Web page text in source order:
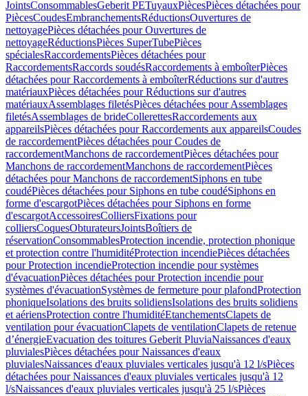
JointsConsommablesGeberit PETuyauxPiècesPièces détachées pour
PiècesCoudesEmbranchementsRéductionsOuvertures de
nettoyagePièces détachées pour Ouvertures de
nettoyageRéductionsPièces SuperTubePièces
spécialesRaccordementsPièces détachées pour
RaccordementsRaccords soudésRaccordements à emboîterPièces
détachées pour Raccordements à emboîterRéductions sur d'autres
matériauxPièces détachées pour Réductions sur d'autres
matériauxAssemblages filetésPièces détachées pour Assemblages
filetésAssemblages de brideCollerettesRaccordements aux
appareilsPièces détachées pour Raccordements aux appareilsCoudes
de raccordementPièces détachées pour Coudes de
raccordementManchons de raccordementPièces détachées pour
Manchons de raccordementManchons de raccordementPièces
détachées pour Manchons de raccordementSiphons en tube
coudéPièces détachées pour Siphons en tube coudéSiphons en
forme d'escargotPièces détachées pour Siphons en forme
d'escargotAccessoiresColliersFixations pour
colliersCoquesObturateursJointsBoîtiers de
réservationConsommablesProtection incendie, protection phonique
et protection contre l'humiditéProtection incendiePièces détachées
pour Protection incendieProtection incendie pour systèmes
d'évacuationPièces détachées pour Protection incendie pour
systèmes d'évacuationSystèmes de fermeture pour plafondProtection
phoniqueIsolations des bruits solidiensIsolations des bruits solidiens
et aériensProtection contre l'humiditéEtanchementsClapets de
ventilation pour évacuationClapets de ventilationClapets de retenue
d’énergieEvacuation des toitures Geberit PluviaNaissances d'eaux
pluvialesPièces détachées pour Naissances d'eaux
pluvialesNaissances d'eaux pluviales verticales jusqu'à 12 l/sPièces
détachées pour Naissances d'eaux pluviales verticales jusqu'à 12
l/sNaissances d'eaux pluviales verticales jusqu'à 25 l/sPièces